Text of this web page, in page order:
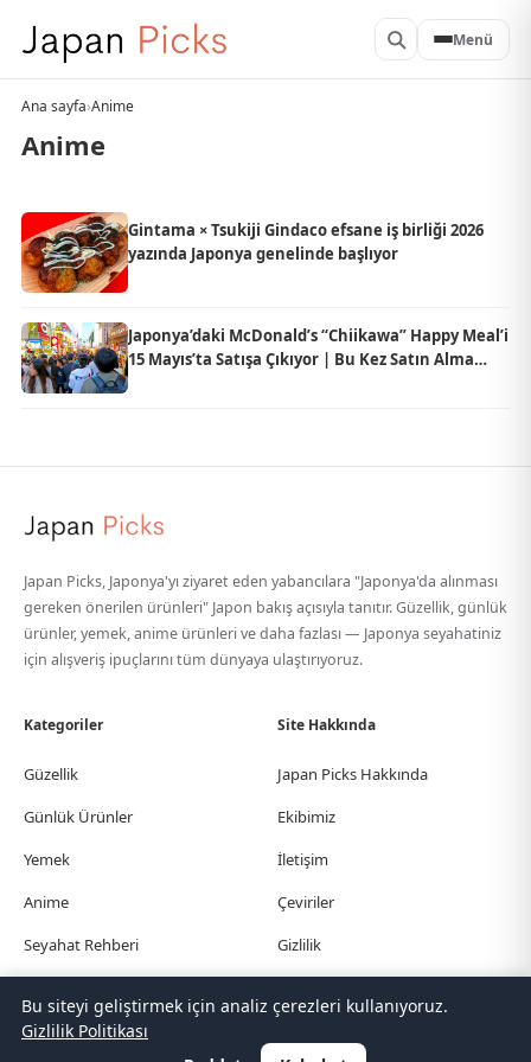
Menü
Ana sayfa›Anime
Anime
Gintama × Tsukiji Gindaco efsane iş birliği 2026
yazında Japonya genelinde başlıyor
Japonya’daki McDonald’s “Chiikawa” Happy Meal’i
15 Mayıs’ta Satışa Çıkıyor | Bu Kez Satın Alma
Japan Picks, Japonya'yı ziyaret eden yabancılara "Japonya'da alınması
gereken önerilen ürünleri" Japon bakış açısıyla tanıtır. Güzellik, günlük
ürünler, yemek, anime ürünleri ve daha fazlası — Japonya seyahatiniz
için alışveriş ipuçlarını tüm dünyaya ulaştırıyoruz.
Kategoriler
Güzellik
Günlük Ürünler
Yemek
Anime
Seyahat Rehberi
Site Hakkında
Japan Picks Hakkında
Ekibimiz
İletişim
Çeviriler
Gizlilik
© Japan Picks. All Rights Reserved.
EnglishDeutschEspañol
Bu siteyi geliştirmek için analiz çerezleri kullanıyoruz.
Gizlilik Politikası